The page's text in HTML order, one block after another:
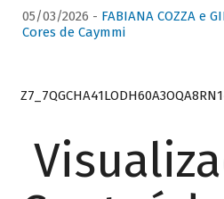
05/03/2026 - FABIANA COZZA e
Cores de Caymmi